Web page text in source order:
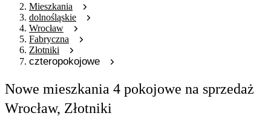
Mieszkania
dolnośląskie
Wrocław
Fabryczna
Złotniki
czteropokojowe
Nowe mieszkania 4 pokojowe na sprzedaż
Wrocław, Złotniki